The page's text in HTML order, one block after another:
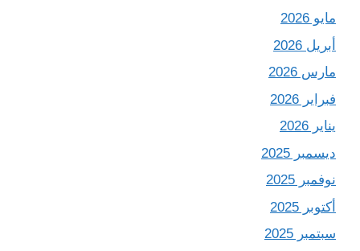
مايو 2026
أبريل 2026
مارس 2026
فبراير 2026
يناير 2026
ديسمبر 2025
نوفمبر 2025
أكتوبر 2025
سبتمبر 2025